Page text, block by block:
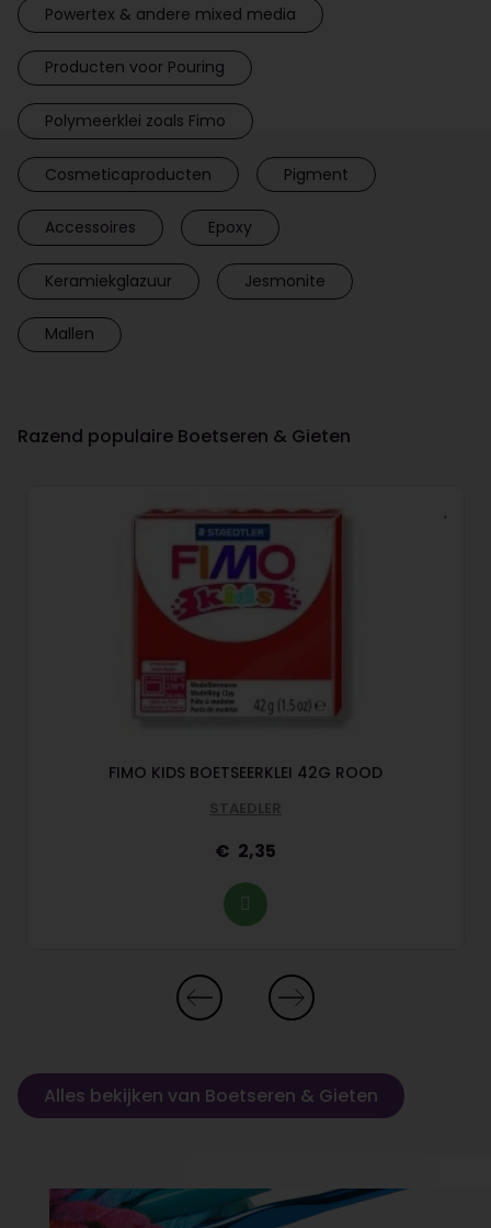
Powertex & andere mixed media
Producten voor Pouring
Polymeerklei zoals Fimo
Cosmeticaproducten Pigment
Accessoires Epoxy
Keramiekglazuur Jesmonite
Mallen
Razend populaire Boetseren & Gieten
FIMO KIDS BOETSEERKLEI 42G ROOD
STAEDLER
2,35
Alles bekijken van Boetseren & Gieten